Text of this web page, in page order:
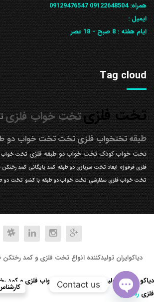
همراه: 09122648504
09129476547
ایمیل :
ایام هفته :8 صبح - 18 عصر
Tag cloud
تخت فلزیتخت خواب فلزی
طبقه تختخواب فلزیتختتخت خواب دو
تخت خواب کودک تخت خواب دو طبقه فلزی تخت خواب
فلزی فرفوژه ابعاد تخت سربازی دو طبقه کمد بایگانی کمد رختکن
تخت خواب فلزی سفارشی تخت خواب دو طبقه با کشو تخت دو
دیاکوایران تولیدکننده انواع تخت فلزی و کمد رختکن
دیاکو صنعت تولید کننده انواع تخت خواب فلزی و کمد
فلزی رد کردن
Contact us